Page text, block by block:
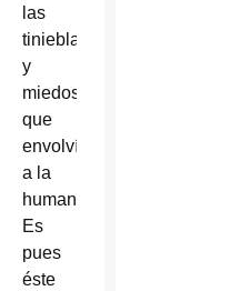
las
tinieblas
y
miedos
que
envolvían
a la
humanidad.
Es
pues
éste